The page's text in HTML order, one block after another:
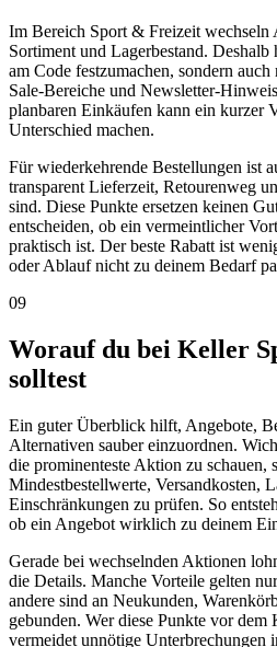
Im Bereich Sport & Freizeit wechseln
Sortiment und Lagerbestand.
am Code festzumachen, sondern auch
Sale-Bereiche und Newsletter-
planbaren Einkäufen kann ein kurzer
Unterschied machen.
Für wiederkehrende Bestellungen ist
transparent Lieferzeit, Retourenweg
sind. Diese Punkte ersetzen keinen
entscheiden, ob ein vermeintlicher
praktisch ist. Der beste Rabatt ist
oder Ablauf nicht zu deinem Bedarf
09
Worauf du bei Keller
solltest
Ein guter Überblick hilft, Angebote,
Alternativen sauber einzuordnen.
die prominenteste Aktion zu schauen,
Mindestbestellwerte, Versandkosten,
Einschränkungen zu prüfen. So
ob ein Angebot wirklich zu deinem
Gerade bei wechselnden Aktionen
die Details. Manche Vorteile gelten
andere sind an Neukunden,
gebunden. Wer diese Punkte vor
vermeidet unnötige Unterbrechungen